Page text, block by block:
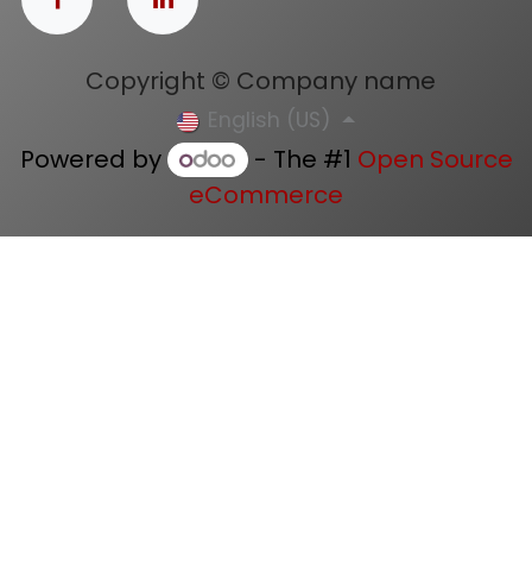
Copyright © Company name
English (US)
Powered by - The #1 Open Source
eCommerce